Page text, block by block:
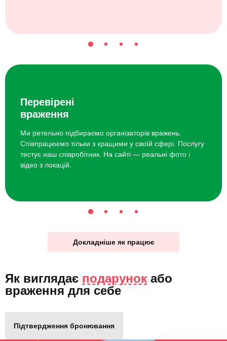
Перевірені
враження
Ми ретельно підбираємо організаторів вражень.
Співпрацюємо тільки з кращими у своїй сфері. Послугу
тестує наш співробітник. На сайті — реальні фото і
відео з локацій.
Докладніше як працює
Як виглядає подарунок або
враження для себе
Підтвердження бронювання